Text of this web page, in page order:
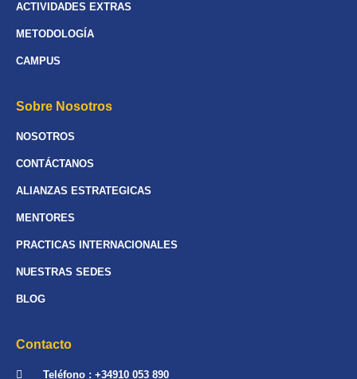
ACTIVIDADES EXTRAS
METODOLOGÍA
CAMPUS
Sobre Nosotros
NOSOTROS
CONTÁCTANOS
ALIANZAS ESTRATEGICAS
MENTORES
PRACTICAS INTERNACIONALES
NUESTRAS SEDES
BLOG
Contacto
Teléfono : +34910 053 890